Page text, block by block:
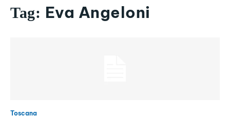
Tag: Eva Angeloni
Toscana